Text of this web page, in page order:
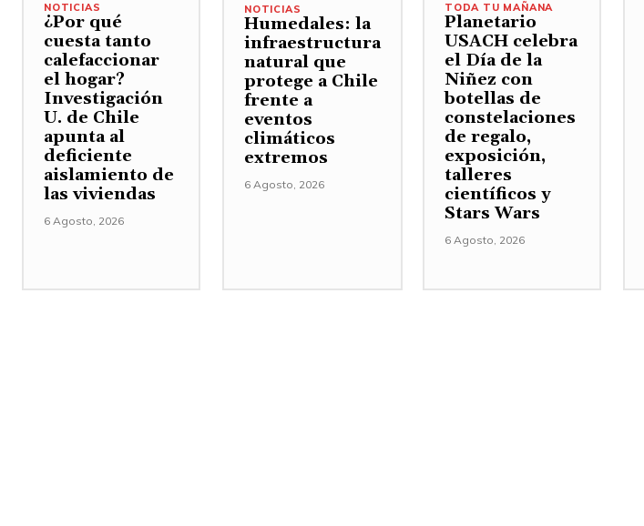
NOTICIAS
¿Por qué
cuesta tanto
calefaccionar
el hogar?
Investigación
U. de Chile
apunta al
deficiente
aislamiento de
las viviendas
6 Agosto, 2026
NOTICIAS
Humedales: la
infraestructura
natural que
protege a Chile
frente a
eventos
climáticos
extremos
6 Agosto, 2026
TODA TU MAÑANA
Planetario
USACH celebra
el Día de la
Niñez con
botellas de
constelaciones
de regalo,
exposición,
talleres
científicos y
Stars Wars
6 Agosto, 2026